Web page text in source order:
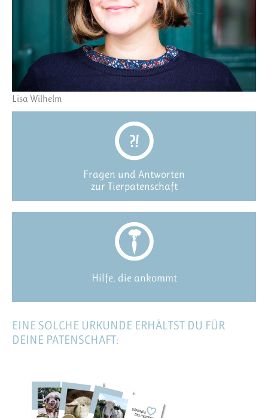
Lisa Wilhelm
Fragen und Antworten
zur Tierpatenschaft
Hilfe, die ankommt
EINE SOLCHE URKUNDE ERHÄLTST DU FÜR
DEINE PATENSCHAFT: